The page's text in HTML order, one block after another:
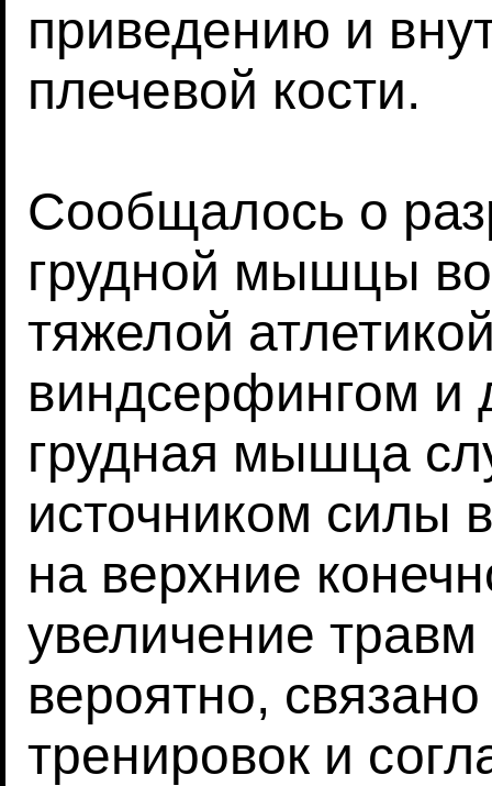
приведению и
плечевой кости.
Сообщалось о
грудной мышцы
тяжелой
виндсерфингом и
грудная мышца
источником силы
на верхние
увеличение
вероятно,
тренировок и